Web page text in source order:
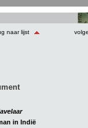
naar lijst
in Indië